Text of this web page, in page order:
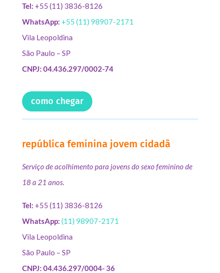
Tel: +55 (11) 3836-8126
WhatsApp: +55 (11) 98907-2171
Vila Leopoldina
São Paulo – SP
CNPJ: 04.436.297/0002-74
como chegar
república feminina jovem cidadã
Serviço de acolhimento para jovens do sexo feminino de
18 a 21 anos.
Tel: +55 (11) 3836-8126
WhatsApp: (11) 98907-2171
Vila Leopoldina
São Paulo – SP
CNPJ: 04.436.297/0004- 36